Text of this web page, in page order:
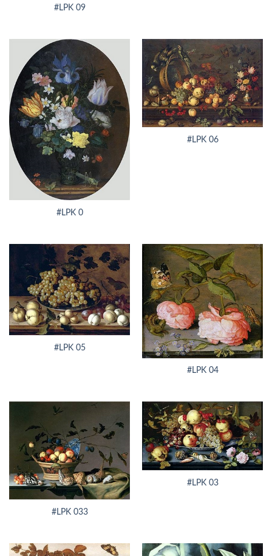
#LPK 09
#LPK 0
#LPK 06
#LPK 05
#LPK 04
#LPK 033
#LPK 03